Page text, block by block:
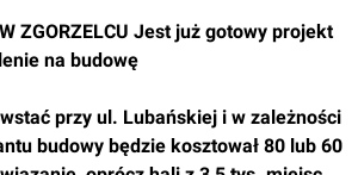
ZGORZELCU Jest już gotowy projekt
na budowę
przy ul. Lubańskiej i w zależności
budowy będzie kosztował 80 lub 60